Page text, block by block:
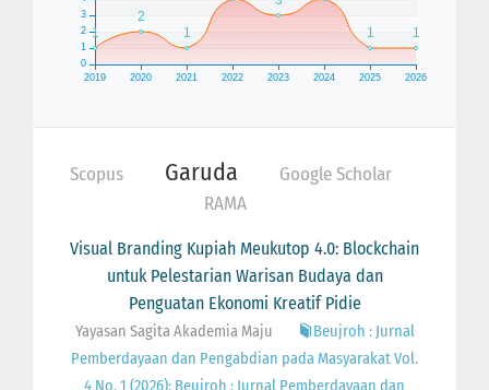
Scopus Garuda
Google Scholar
RAMA
Visual Branding Kupiah Meukutop 4.0: Blockchain
untuk Pelestarian Warisan Budaya dan
Penguatan Ekonomi Kreatif Pidie
Yayasan Sagita Akademia Maju
Beujroh : Jurnal
Pemberdayaan dan Pengabdian pada Masyarakat Vol.
4 No. 1 (2026): Beujroh : Jurnal Pemberdayaan dan